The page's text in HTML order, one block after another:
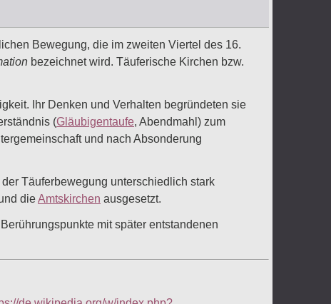
Bewegung, die im zweiten Viertel des 16.
bezeichnet wird. Täuferische Kirchen bzw.
Ihr Denken und Verhalten begründeten sie
(Gläubigentaufe, Abendmahl) zum
und nach Absonderung
Täuferbewegung unterschiedlich stark
dieAmtskirchen ausgesetzt.
mit später entstandenen